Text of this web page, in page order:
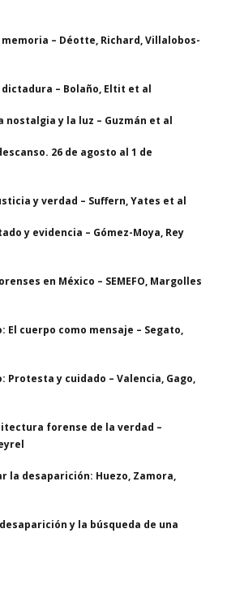
– Déotte, Richard, Villalobos-
– Bolaño, Eltit et al
nostalgia y la luz – Guzmán et al
26 de agosto al 1 de
y verdad – Suffern, Yates et al
y evidencia – Gómez-Moya, Rey
en México – SEMEFO, Margolles
El cuerpo como mensaje – Segato,
Protesta y cuidado – Valencia, Gago,
forense de la verdad –
la desaparición: Huezo, Zamora,
y la búsqueda de una